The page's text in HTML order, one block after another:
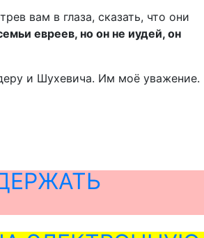
вам в глаза, сказать, что они
евреев, но он не иудей, он
и Шухевича. Им моё уважение.